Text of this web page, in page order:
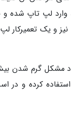
لپ تاپ شده
یک تعمیرکار لپ
مشکل گرم شدن
کرده و در